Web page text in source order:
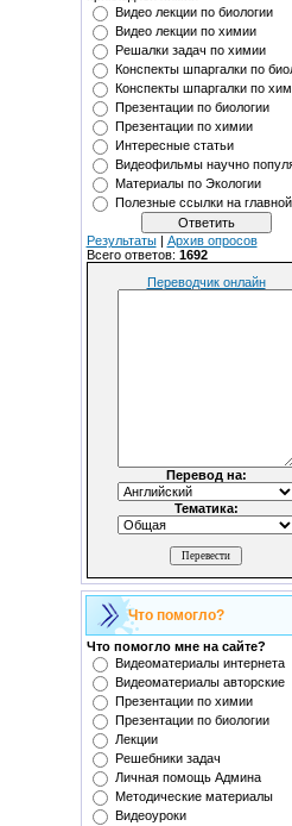
Видео лекции по биологии
Видео лекции по химии
Решалки задач по химии
Конспекты шпаргалки по
Конспекты шпаргалки по
Презентации по биологии
Презентации по химии
Интересные статьи
Видеофильмы научно
Материалы по Экологии
Полезные ссылки на главной
Результаты| Архив опросов
Всего ответов: 1692
Переводчик онлайн
Перевод на:
Тематика:
Что помогло?
Что помогло мне на сайте?
Видеоматериалы интернета
Видеоматериалы авторские
Презентации по химии
Презентации по биологии
Лекции
Решебники задач
Личная помощь Админа
Методические материалы
Видеоуроки